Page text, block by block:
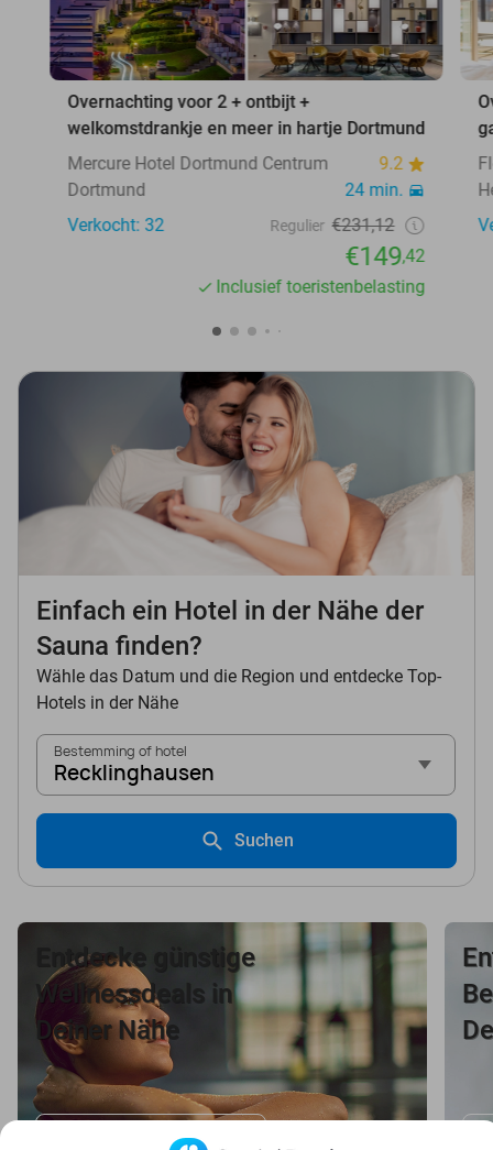
Overnachting voor 2 + ontbijt +
welkomstdrankje en meer in hartje Dortmund
Mercure Hotel Dortmund Centrum
9.2
Dortmund
24 min.
Verkocht: 32
Regulier €231,12
€149,42
Inclusief toeristenbelasting
Einfach ein Hotel in der Nähe der
Sauna finden?
Wähle das Datum und die Region und entdecke Top-
Hotels in der Nähe
Bestemming of hotel
Recklinghausen
Suchen
Entdecke günstige
Wellnessdeals in
Deiner Nähe
Wellness-Deals ansehen